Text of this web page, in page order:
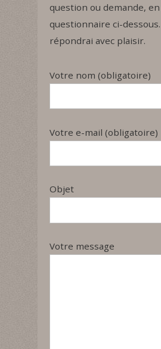
question ou demande,
questionnaire ci-dessous.
répondrai avec plaisir.
Votre nom (obligatoire)
Votre e-mail (obligatoire)
Objet
Votre message